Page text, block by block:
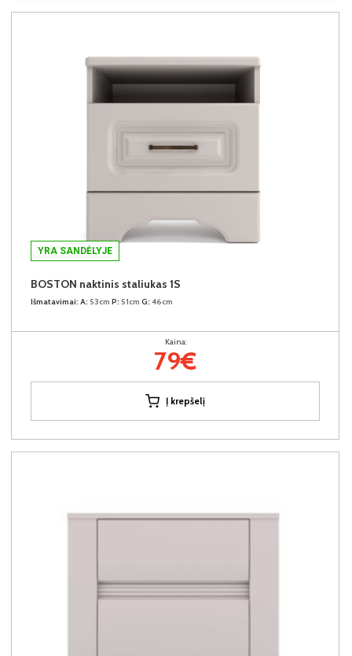
YRA SANDĖLYJE
BOSTON naktinis staliukas 1S
Išmatavimai: A: 53cm P: 51cm G: 46cm
Kaina:
79€
Į krepšelį